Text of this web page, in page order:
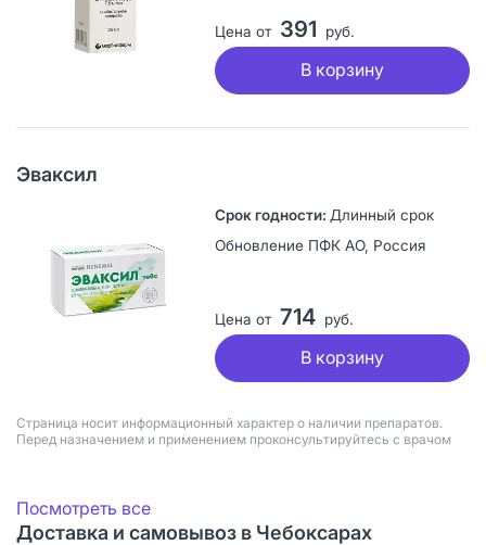
Цена от 391 руб.
В корзину
Эваксил
Длинный срок
Обновление ПФК АО, Россия
Цена от 714 руб.
В корзину
Страница носит информационный характер о наличии препаратов.
Перед назначением и применением проконсультируйтесь с врачом
Посмотреть все
Доставка и самовывоз в Чебоксарах